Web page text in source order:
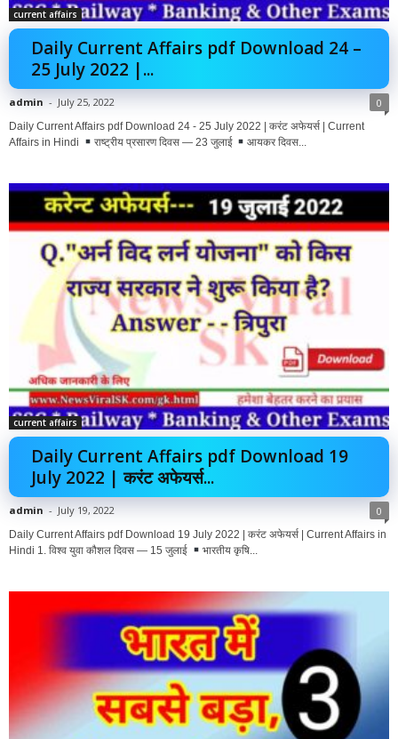
current affairs
Daily Current Affairs pdf Download 24 –
25 July 2022 |...
admin - July 25, 2022 0
Daily Current Affairs pdf Download 24 - 25 July 2022 | करंट अफेयर्स | Current
Affairs in Hindi
राष्ट्रीय प्रसारण दिवस — 23 जुलाई आयकर दिवस...
current affairs
Daily Current Affairs pdf Download 19
July 2022 | करंट अफेयर्स...
admin - July 19, 2022 0
Daily Current Affairs pdf Download 19 July 2022 | करंट अफेयर्स | Current Affairs in
Hindi 1. विश्व युवा कौशल दिवस — 15 जुलाई
भारतीय कृषि...